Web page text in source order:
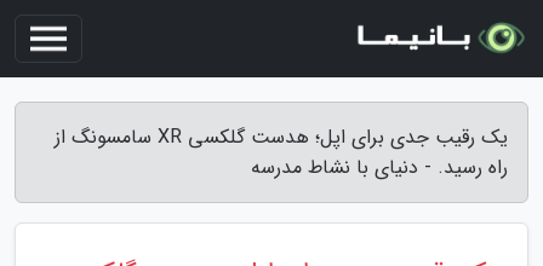
یک رقیب جدی برای اپل؛ هدست گلکسی XR سامسونگ از
راه رسید. - دنیای با نشاط مدرسه